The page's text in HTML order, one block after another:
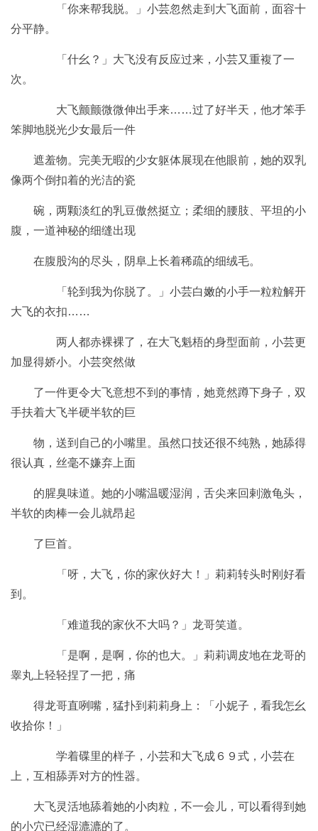
「你来帮我脱。」小芸忽然走到大飞面前，面容十
分平静。
「什幺？」大飞没有反应过来，小芸又重複了一
次。
大飞颤颤微微伸出手来……过了好半天，他才笨手
笨脚地脱光少女最后一件
遮羞物。完美无暇的少女躯体展现在他眼前，她的双乳
像两个倒扣着的光洁的瓷
碗，两颗淡红的乳豆傲然挺立；柔细的腰肢、平坦的小
腹，一道神秘的细缝出现
在腹股沟的尽头，阴阜上长着稀疏的细绒毛。
「轮到我为你脱了。」小芸白嫩的小手一粒粒解开
大飞的衣扣……
两人都赤裸裸了，在大飞魁梧的身型面前，小芸更
加显得娇小。小芸突然做
了一件更令大飞意想不到的事情，她竟然蹲下身子，双
手扶着大飞半硬半软的巨
物，送到自己的小嘴里。虽然口技还很不纯熟，她舔得
很认真，丝毫不嫌弃上面
的腥臭味道。她的小嘴温暖湿润，舌尖来回剌激龟头，
半软的肉棒一会儿就昂起
了巨首。
「呀，大飞，你的家伙好大！」莉莉转头时刚好看
到。
「难道我的家伙不大吗？」龙哥笑道。
「是啊，是啊，你的也大。」莉莉调皮地在龙哥的
睾丸上轻轻捏了一把，痛
得龙哥直咧嘴，猛扑到莉莉身上：「小妮子，看我怎幺
收拾你！」
学着碟里的样子，小芸和大飞成６９式，小芸在
上，互相舔弄对方的性器。
大飞灵活地舔着她的小肉粒，不一会儿，可以看得到她
的小穴已经湿漉漉的了。